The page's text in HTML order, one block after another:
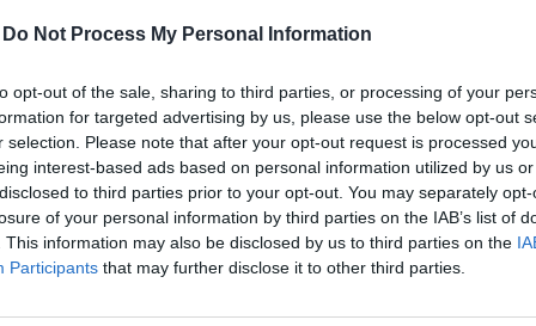
Do Not Process My Personal Information
opt-out of the sale, sharing to third parties, or processing of your
for targeted advertising by us, please use the below opt-out
selection. Please note that after your opt-out request is processed
interest-based ads based on personal information utilized by us
to third parties prior to your opt-out. You may separately
of your personal information by third parties on the IAB’s list of
This information may also be disclosed by us to third parties on the
Participants that may further disclose it to other third parties.
annyi a teszt, hogy már
második hulláma megérkezett Magyarországra,
fel, úgy a tesztelendő kontaktok száma is nagyot